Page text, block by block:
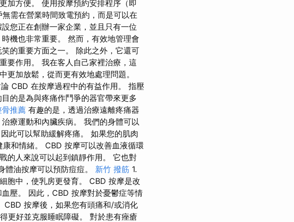
加方便。 使用按摩預約安排程序（即
需在營業時間致電預約，而是可以在
您正在創辦一家企業，並且只有一位
機也非常重要。 然而，有效地管理會
的重要方面之一。 除此之外，它還可
要作用。 我在客人自己家裡治療，這
加放鬆，從而更有效地處理問題。
CBD 在按摩過程中的有益作用。 指壓
的是為與疼痛作鬥爭的器官帶來更多
骨推薦 有趣的是，透過治療遠離疼痛器
療運動和內臟疾病。 我們的身體可以
此可以幫助緩解疼痛。 如果您的肌肉
和情緒。 CBD 按摩可以改善血液循環
的人來說可以起到鎮靜作用。 它也對
體油按摩可以預防痘痘。 新竹 撥筋 1.
胞中，使乳房更發育。 CBD 按摩是改
壓。 因此，CBD 按摩對於憂鬱症等情
CBD 按摩後，如果您有頭痛和/或消化
更好並克服睡眠障礙。 對於患有痤瘡